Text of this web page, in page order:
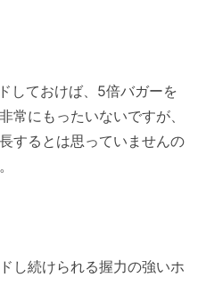
しておけば、5倍バガーを
常にもったいないですが、
するとは思っていませんの
し続けられる握力の強いホ